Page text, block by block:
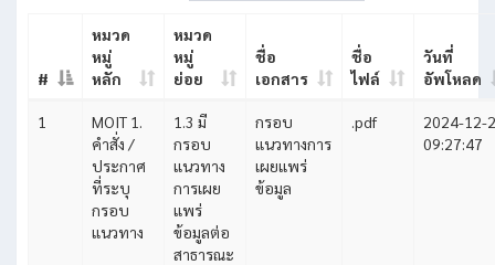
#
หมวด
หมู่
หลัก
หมวด
หมู่
ย่อย
ชื่อ
เอกสาร
ชื่อ
ไฟล์
วันที่
อัพโหลด
1
MOIT 1.
คำสั่ง /
ประกาศ
ที่ระบุ
กรอบ
แนวทาง
1.3 มี
กรอบ
แนวทาง
การเผย
แพร่
ข้อมูลต่อ
สาธารณะ
กรอบ
แนวทางการ
เผยแพร่
ข้อมูล
.pdf
2024-12-
09:27:47